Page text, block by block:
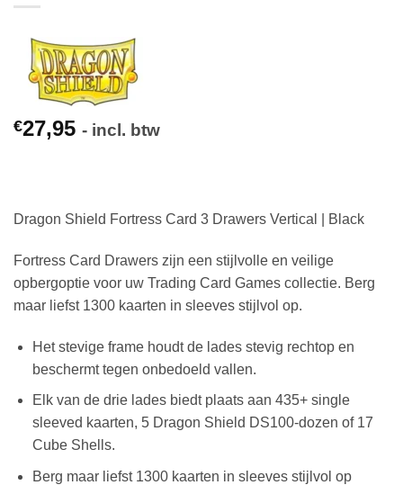
€27,95 - incl. btw
Dragon Shield Fortress Card 3 Drawers Vertical | Black
Fortress Card Drawers zijn een stijlvolle en veilige
opbergoptie voor uw Trading Card Games collectie. Berg
maar liefst 1300 kaarten in sleeves stijlvol op.
Het stevige frame houdt de lades stevig rechtop en
beschermt tegen onbedoeld vallen.
Elk van de drie lades biedt plaats aan 435+ single
sleeved kaarten, 5 Dragon Shield DS100-dozen of 17
Cube Shells.
Berg maar liefst 1300 kaarten in sleeves stijlvol op